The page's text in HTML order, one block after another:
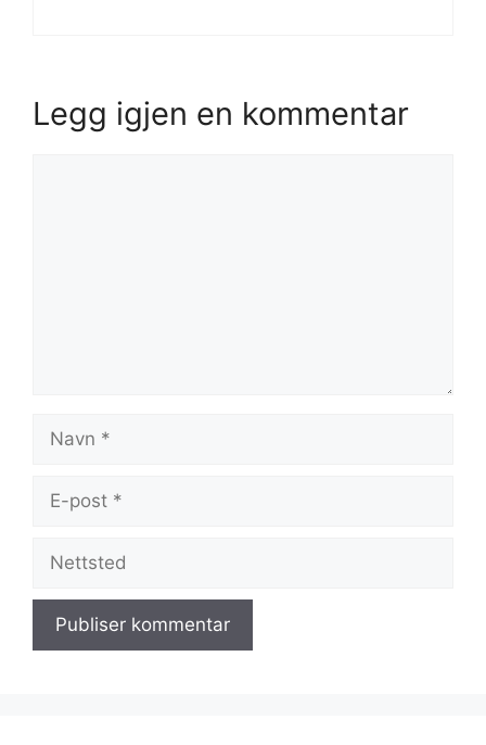
Legg igjen en kommentar
Navn
Nettsted